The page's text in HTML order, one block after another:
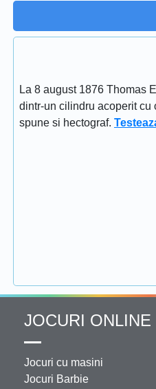
La 8 august 1876 Thomas
dintr-un cilindru acoperit cu
spune si hectograf.
JOCURI ONLINE
Jocuri cu masini
Jocuri Barbie